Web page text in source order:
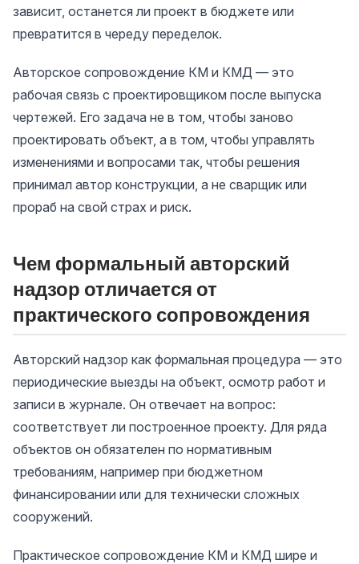
зависит, останется ли проект в бюджете или
превратится в череду переделок.
Авторское сопровождение КМ и КМД — это
рабочая связь с проектировщиком после выпуска
чертежей. Его задача не в том, чтобы заново
проектировать объект, а в том, чтобы управлять
изменениями и вопросами так, чтобы решения
принимал автор конструкции, а не сварщик или
прораб на свой страх и риск.
Чем формальный авторский
надзор отличается от
практического сопровождения
Авторский надзор как формальная процедура — это
периодические выезды на объект, осмотр работ и
записи в журнале. Он отвечает на вопрос:
соответствует ли построенное проекту. Для ряда
объектов он обязателен по нормативным
требованиям, например при бюджетном
финансировании или для технически сложных
сооружений.
Практическое сопровождение КМ и КМД шире и